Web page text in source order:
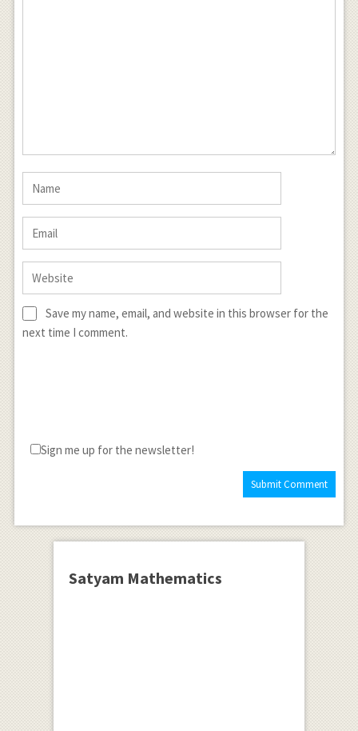
Save my name, email, and website in this browser for the
next time I comment.
Sign me up for the newsletter!
Satyam Mathematics